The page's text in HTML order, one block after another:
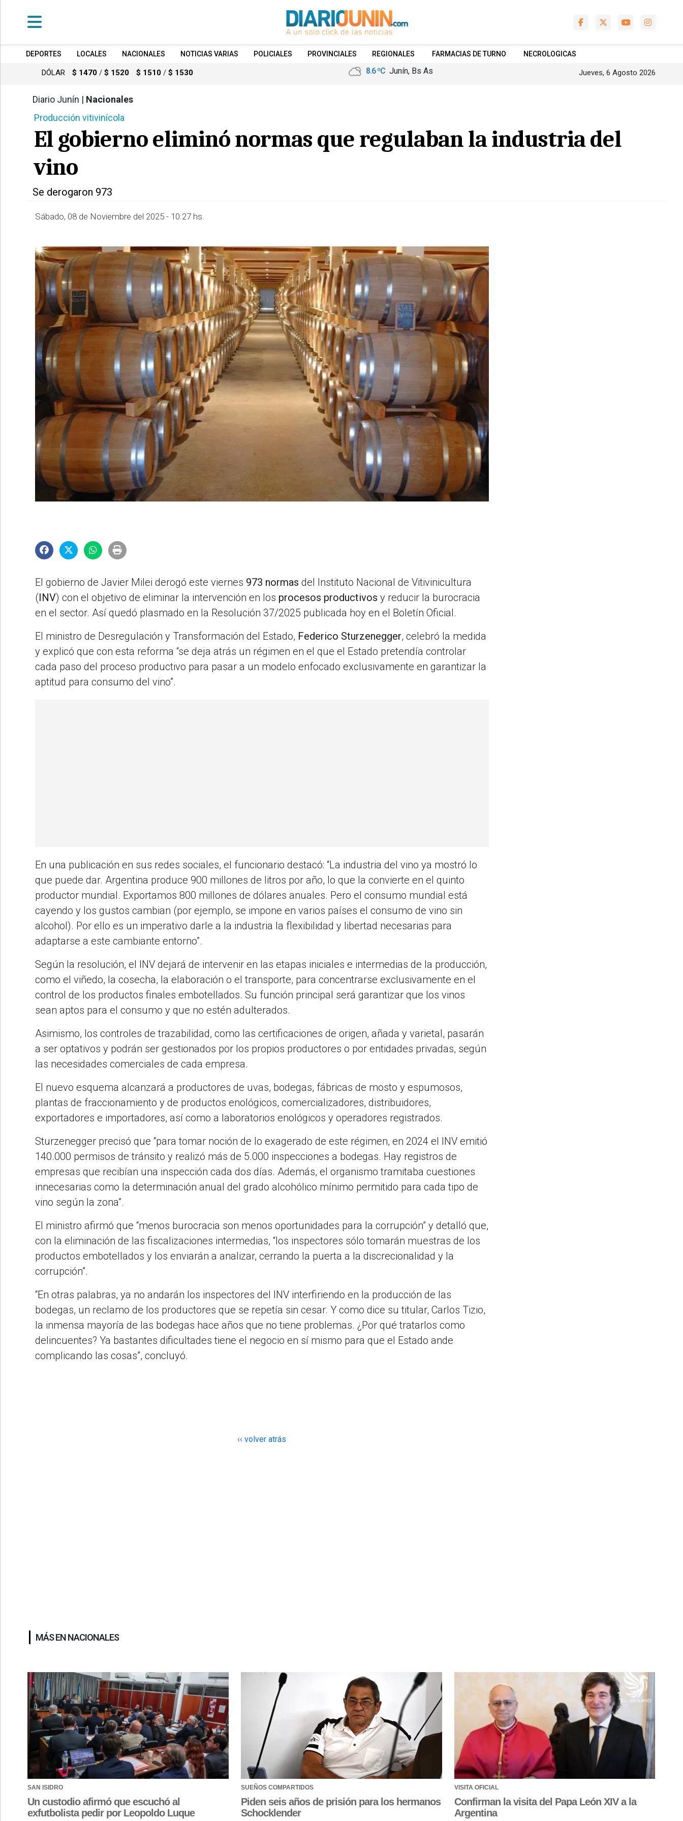
DEPORTES
LOCALES
POLICIALES
REGIONALES
ESPECTÁCULOS
INTERNACIONALES
• SUPLEMENTOS
• SERVICIOS
• RADIOS EN VIVO
DEPORTES LOCALES NACIONALES NOTICIAS VARIAS POLICIALES PROVINCIALES REGIONALES FARMACIAS DE TURNO NECROLOGICAS
DÓLAR $ 1470 / $ 1520 $ 1510 / $ 1530 8.6 ºC Junín, Bs As Jueves, 6 Agosto 2026
Diario Junín | Nacionales
Producción vitivinícola
El gobierno eliminó normas que regulaban la industria del
vino
Se derogaron 973
Sábado, 08 de Noviembre del 2025 - 10:27 hs.
El gobierno de Javier Milei derogó este viernes 973 normas del Instituto Nacional de Vitivinicultura
(INV) con el objetivo de eliminar la intervención en los procesos productivos y reducir la burocracia
en el sector. Así quedó plasmado en la Resolución 37/2025 publicada hoy en el Boletín Oficial.
El ministro de Desregulación y Transformación del Estado, Federico Sturzenegger, celebró la medida
y explicó que con esta reforma “se deja atrás un régimen en el que el Estado pretendía controlar
cada paso del proceso productivo para pasar a un modelo enfocado exclusivamente en garantizar la
aptitud para consumo del vino”.
En una publicación en sus redes sociales, el funcionario destacó: “La industria del vino ya mostró lo
que puede dar. Argentina produce 900 millones de litros por año, lo que la convierte en el quinto
productor mundial. Exportamos 800 millones de dólares anuales. Pero el consumo mundial está
cayendo y los gustos cambian (por ejemplo, se impone en varios países el consumo de vino sin
alcohol). Por ello es un imperativo darle a la industria la flexibilidad y libertad necesarias para
adaptarse a este cambiante entorno”.
Según la resolución, el INV dejará de intervenir en las etapas iniciales e intermedias de la producción,
como el viñedo, la cosecha, la elaboración o el transporte, para concentrarse exclusivamente en el
control de los productos finales embotellados. Su función principal será garantizar que los vinos
sean aptos para el consumo y que no estén adulterados.
Asimismo, los controles de trazabilidad, como las certificaciones de origen, añada y varietal, pasarán
a ser optativos y podrán ser gestionados por los propios productores o por entidades privadas, según
las necesidades comerciales de cada empresa.
El nuevo esquema alcanzará a productores de uvas, bodegas, fábricas de mosto y espumosos,
plantas de fraccionamiento y de productos enológicos, comercializadores, distribuidores,
exportadores e importadores, así como a laboratorios enológicos y operadores registrados.
Sturzenegger precisó que “para tomar noción de lo exagerado de este régimen, en 2024 el INV emitió
140.000 permisos de tránsito y realizó más de 5.000 inspecciones a bodegas. Hay registros de
empresas que recibían una inspección cada dos días. Además, el organismo tramitaba cuestiones
innecesarias como la determinación anual del grado alcohólico mínimo permitido para cada tipo de
vino según la zona”.
El ministro afirmó que “menos burocracia son menos oportunidades para la corrupción” y detalló que,
con la eliminación de las fiscalizaciones intermedias, “los inspectores sólo tomarán muestras de los
productos embotellados y los enviarán a analizar, cerrando la puerta a la discrecionalidad y la
corrupción”.
“En otras palabras, ya no andarán los inspectores del INV interfiriendo en la producción de las
bodegas, un reclamo de los productores que se repetía sin cesar. Y como dice su titular, Carlos Tizio,
la inmensa mayoría de las bodegas hace años que no tiene problemas. ¿Por qué tratarlos como
delincuentes? Ya bastantes dificultades tiene el negocio en sí mismo para que el Estado ande
complicando las cosas”, concluyó.
‹‹ volver atrás
MÁS EN NACIONALES
SAN ISIDRO
Un custodio afirmó que escuchó al
exfutbolista pedir por Leopoldo Luque
SUEÑOS COMPARTIDOS
Piden seis años de prisión para los hermanos
Schocklender
VISITA OFICIAL
Confirman la visita del Papa León XIV a la
Argentina